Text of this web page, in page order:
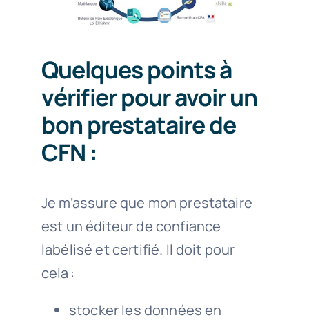
Quelques points à
vérifier pour avoir un
bon prestataire de
CFN :
Je m’assure que mon prestataire
est un éditeur de confiance
labélisé et certifié. Il doit pour
cela :
stocker les données en